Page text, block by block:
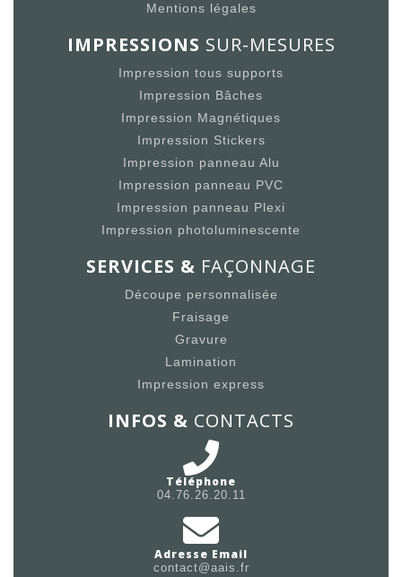
Mentions légales
IMPRESSIONS SUR-MESURES
Impression tous supports
Impression Bâches
Impression Magnétiques
Impression Stickers
Impression panneau Alu
Impression panneau PVC
Impression panneau Plexi
Impression photoluminescente
SERVICES & FAÇONNAGE
Découpe personnalisée
Fraisage
Gravure
Lamination
Impression express
INFOS & CONTACTS
Téléphone
04.76.26.20.11
Adresse Email
contact@aais.fr